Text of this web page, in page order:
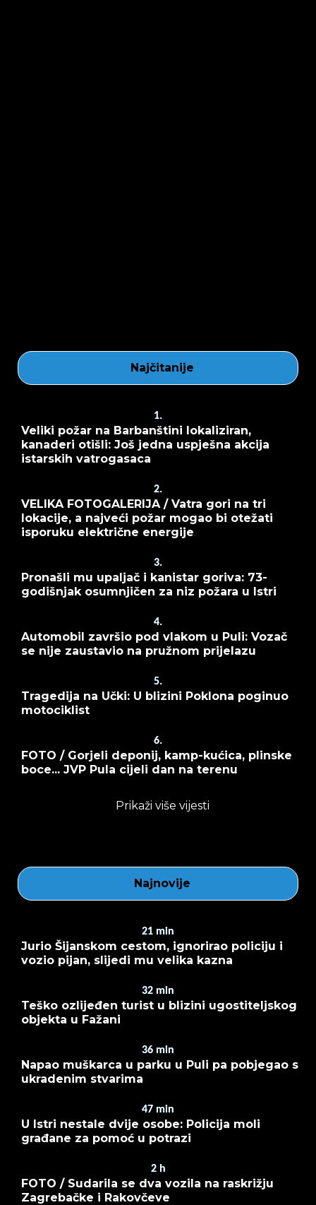
Najčitanije
1.
Veliki požar na Barbanštini lokaliziran,
kanaderi otišli: Još jedna uspješna akcija
istarskih vatrogasaca
2.
VELIKA FOTOGALERIJA / Vatra gori na tri
lokacije, a najveći požar mogao bi otežati
isporuku električne energije
3.
Pronašli mu upaljač i kanistar goriva: 73-
godišnjak osumnjičen za niz požara u Istri
4.
Automobil završio pod vlakom u Puli: Vozač
se nije zaustavio na pružnom prijelazu
5.
Tragedija na Učki: U blizini Poklona poginuo
motociklist
6.
FOTO / Gorjeli deponij, kamp-kućica, plinske
boce... JVP Pula cijeli dan na terenu
Prikaži više vijesti
Najnovije
21 min
Jurio Šijanskom cestom, ignorirao policiju i
vozio pijan, slijedi mu velika kazna
32 min
Teško ozlijeđen turist u blizini ugostiteljskog
objekta u Fažani
36 min
Napao muškarca u parku u Puli pa pobjegao s
ukradenim stvarima
47 min
U Istri nestale dvije osobe: Policija moli
građane za pomoć u potrazi
2 h
FOTO / Sudarila se dva vozila na raskrižju
Zagrebačke i Rakovčeve